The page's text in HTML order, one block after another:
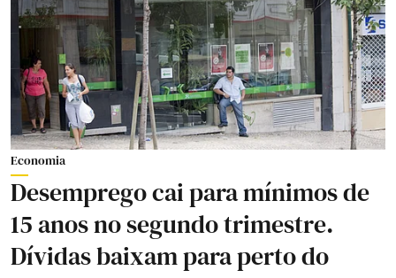
Economia
Desemprego cai para mínimos de
15 anos no segundo trimestre.
Dívidas baixam para perto do